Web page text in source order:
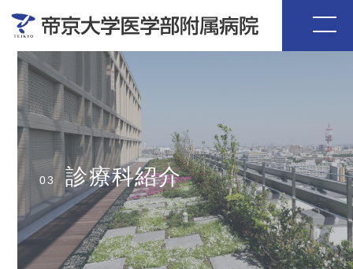
03 診療科紹介